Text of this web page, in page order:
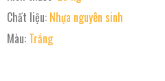
Chất liệu: Nhựa nguyên sinh
Màu: Trắng